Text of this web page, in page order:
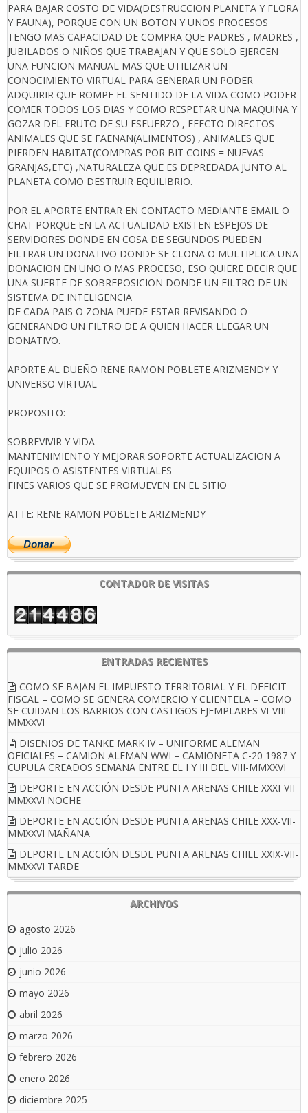
PARA BAJAR COSTO DE VIDA(DESTRUCCION PLANETA Y FLORA
Y FAUNA), PORQUE CON UN BOTON Y UNOS PROCESOS
TENGO MAS CAPACIDAD DE COMPRA QUE PADRES , MADRES ,
JUBILADOS O NIÑOS QUE TRABAJAN Y QUE SOLO EJERCEN
UNA FUNCION MANUAL MAS QUE UTILIZAR UN
CONOCIMIENTO VIRTUAL PARA GENERAR UN PODER
ADQUIRIR QUE ROMPE EL SENTIDO DE LA VIDA COMO PODER
COMER TODOS LOS DIAS Y COMO RESPETAR UNA MAQUINA Y
GOZAR DEL FRUTO DE SU ESFUERZO , EFECTO DIRECTOS
ANIMALES QUE SE FAENAN(ALIMENTOS) , ANIMALES QUE
PIERDEN HABITAT(COMPRAS POR BIT COINS = NUEVAS
GRANJAS,ETC) ,NATURALEZA QUE ES DEPREDADA JUNTO AL
PLANETA COMO DESTRUIR EQUILIBRIO.
POR EL APORTE ENTRAR EN CONTACTO MEDIANTE EMAIL O
CHAT PORQUE EN LA ACTUALIDAD EXISTEN ESPEJOS DE
SERVIDORES DONDE EN COSA DE SEGUNDOS PUEDEN
FILTRAR UN DONATIVO DONDE SE CLONA O MULTIPLICA UNA
DONACION EN UNO O MAS PROCESO, ESO QUIERE DECIR QUE
UNA SUERTE DE SOBREPOSICION DONDE UN FILTRO DE UN
SISTEMA DE INTELIGENCIA
DE CADA PAIS O ZONA PUEDE ESTAR REVISANDO O
GENERANDO UN FILTRO DE A QUIEN HACER LLEGAR UN
DONATIVO.
APORTE AL DUEÑO RENE RAMON POBLETE ARIZMENDY Y
UNIVERSO VIRTUAL
PROPOSITO:
SOBREVIVIR Y VIDA
MANTENIMIENTO Y MEJORAR SOPORTE ACTUALIZACION A
EQUIPOS O ASISTENTES VIRTUALES
FINES VARIOS QUE SE PROMUEVEN EN EL SITIO
ATTE: RENE RAMON POBLETE ARIZMENDY
CONTADOR DE VISITAS
ENTRADAS RECIENTES
COMO SE BAJAN EL IMPUESTO TERRITORIAL Y EL DEFICIT
FISCAL – COMO SE GENERA COMERCIO Y CLIENTELA – COMO
SE CUIDAN LOS BARRIOS CON CASTIGOS EJEMPLARES VI-VIII-
MMXXVI
DISENIOS DE TANKE MARK IV – UNIFORME ALEMAN
OFICIALES – CAMION ALEMAN WWI – CAMIONETA C-20 1987 Y
CUPULA CREADOS SEMANA ENTRE EL I Y III DEL VIII-MMXXVI
DEPORTE EN ACCIÓN DESDE PUNTA ARENAS CHILE XXXI-VII-
MMXXVI NOCHE
DEPORTE EN ACCIÓN DESDE PUNTA ARENAS CHILE XXX-VII-
MMXXVI MAÑANA
DEPORTE EN ACCIÓN DESDE PUNTA ARENAS CHILE XXIX-VII-
MMXXVI TARDE
ARCHIVOS
agosto 2026
julio 2026
junio 2026
mayo 2026
abril 2026
marzo 2026
febrero 2026
enero 2026
diciembre 2025